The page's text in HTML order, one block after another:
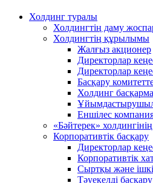
Холдинг туралы
Холдингтің даму
Холдингтің құрылымы
Жалғыз акционер
Директорлар
Директорлар
Басқару
Холдинг
Еншілес
«Бәйтерек»
Корпоративтік басқару
Директорлар
Корпоративтік
Сыртқы және ішкі
Тәуекелді басқару